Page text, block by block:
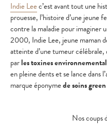
Indie Leec’est avant tout une
prouesse, l’histoire d’une jeune
contre la maladie pour imaginer
2000, Indie Lee, jeune maman
atteinte d’une tumeur célébrale,
parles toxines
en pleine dents et se lance dans
marque éponymede soins
Nos coups